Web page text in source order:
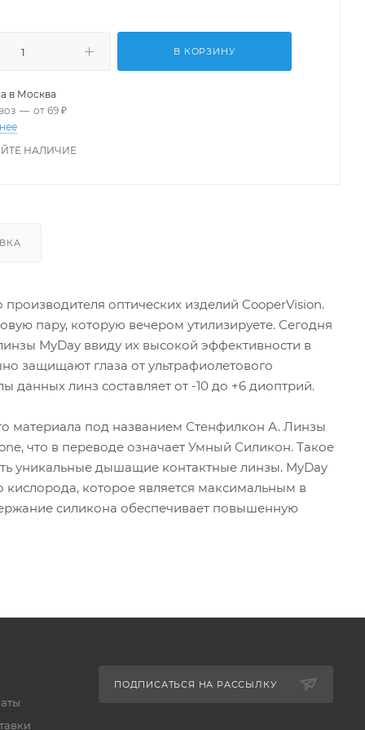
В КОРЗИНУ
в Москва
— от 69 ₽
НАЛИЧИЕ
оптических изделий CooperVision.
пару, которую вечером утилизируете. Сегодня
MyDay ввиду их высокой эффективности в
защищают глаза от ультрафиолетового
данных линз составляет от -10 до +6 диоптрий.
материала под названием Стенфилкон А. Линзы
что в переводе означает Умный Силикон. Такое
уникальные дышащие контактные линзы. MyDay
которое является максимальным в
силикона обеспечивает повышенную
ПОДПИСАТЬСЯ НА РАССЫЛКУ